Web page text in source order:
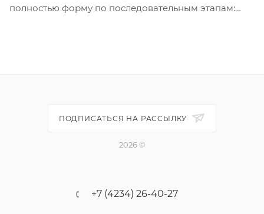
полностью форму по последовательным этапам:
ПОДПИСАТЬСЯ НА РАССЫЛКУ
2026 ©
+7 (4234) 26-40-27